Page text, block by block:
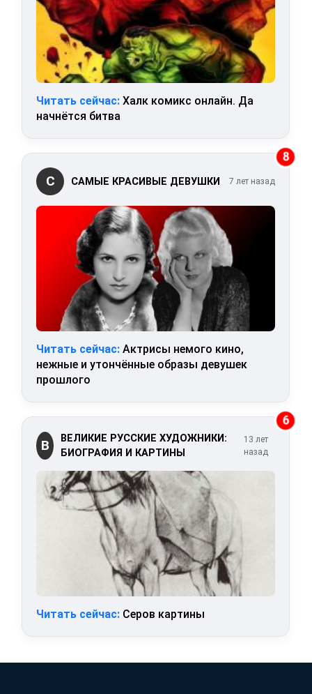
Читать сейчас: Халк комикс онлайн. Да
начнётся битва
8
С САМЫЕ КРАСИВЫЕ ДЕВУШКИ 7 лет назад
Читать сейчас: Актрисы немого кино,
нежные и утончённые образы девушек
прошлого
6
В
ВЕЛИКИЕ РУССКИЕ ХУДОЖНИКИ:
БИОГРАФИЯ И КАРТИНЫ
13 лет
назад
Читать сейчас: Серов картины